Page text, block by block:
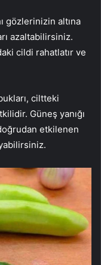
gözlerinizin altına
azaltabilirsiniz.
cildi rahatlatır ve
ciltteki
Güneş yanığı
etkilenen